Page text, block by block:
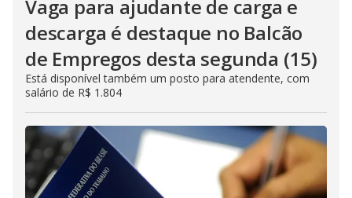
Vaga para ajudante de carga e
descarga é destaque no Balcão
de Empregos desta segunda (15)
Está disponível também um posto para atendente, com
salário de R$ 1.804